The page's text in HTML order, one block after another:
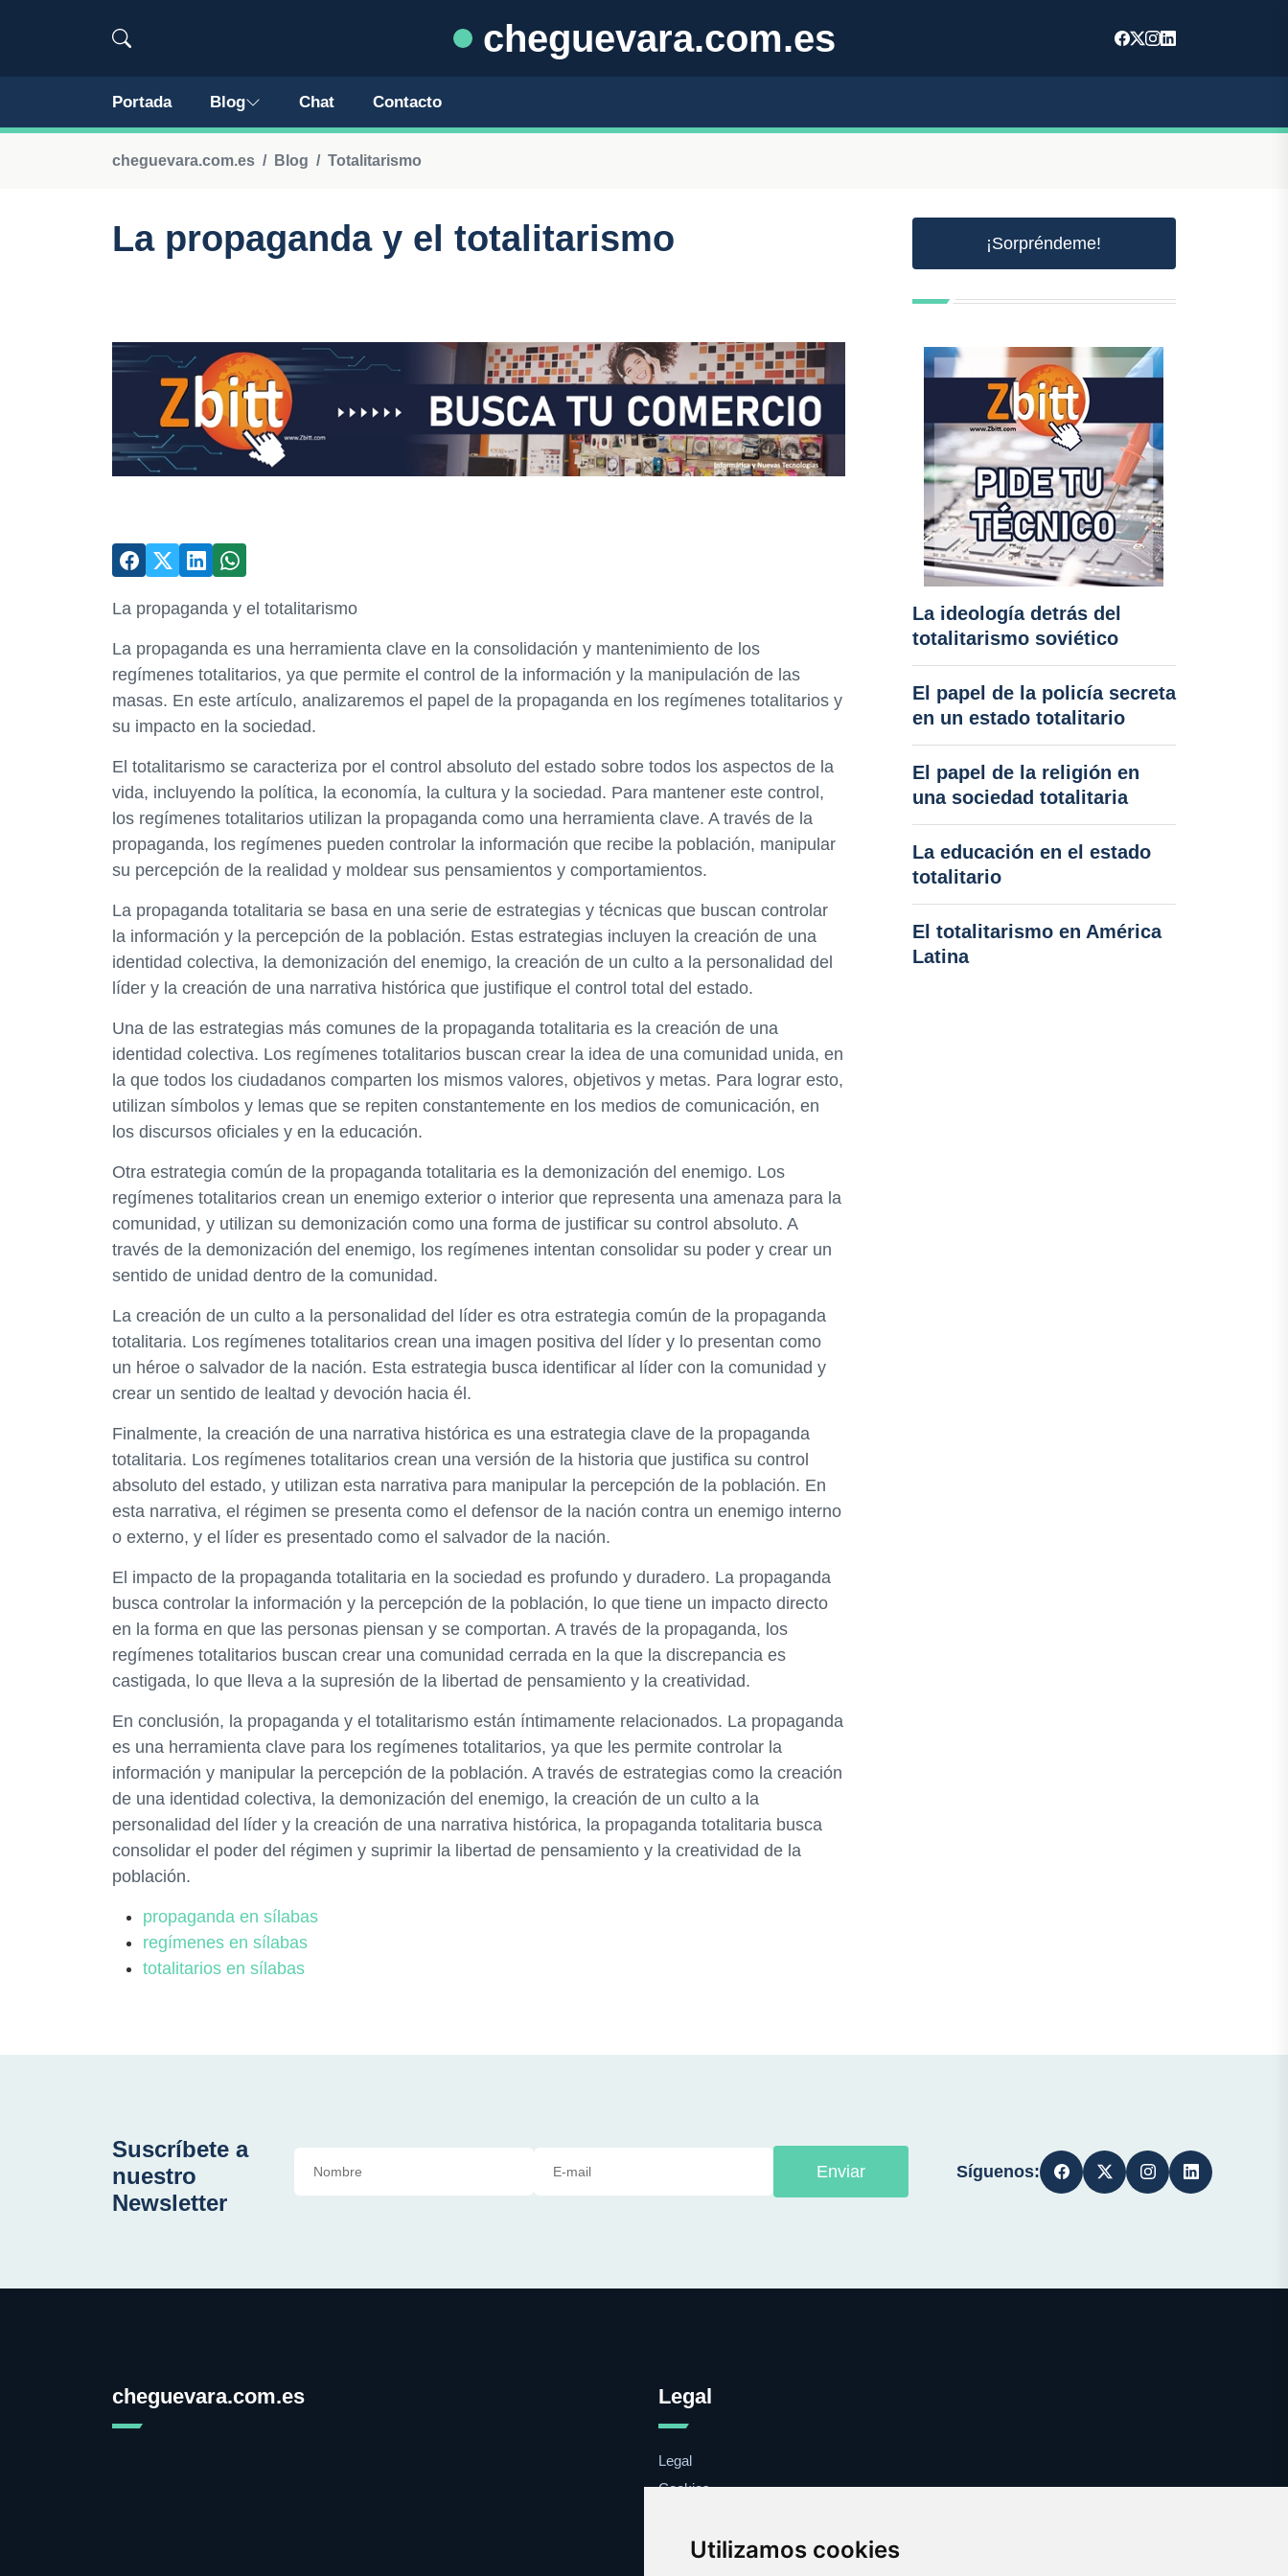
Utilizamos cookies
cheguevara.com.es
Portada Blog Chat Contacto
cheguevara.com.es Blog Totalitarismo
La propaganda y el totalitarismo
La propaganda y el totalitarismo
La propaganda es una herramienta clave en la consolidación y mantenimiento de los
regímenes totalitarios, ya que permite el control de la información y la manipulación de las
masas. En este artículo, analizaremos el papel de la propaganda en los regímenes totalitarios y
su impacto en la sociedad.
El totalitarismo se caracteriza por el control absoluto del estado sobre todos los aspectos de la
vida, incluyendo la política, la economía, la cultura y la sociedad. Para mantener este control,
los regímenes totalitarios utilizan la propaganda como una herramienta clave. A través de la
propaganda, los regímenes pueden controlar la información que recibe la población, manipular
su percepción de la realidad y moldear sus pensamientos y comportamientos.
La propaganda totalitaria se basa en una serie de estrategias y técnicas que buscan controlar
la información y la percepción de la población. Estas estrategias incluyen la creación de una
identidad colectiva, la demonización del enemigo, la creación de un culto a la personalidad del
líder y la creación de una narrativa histórica que justifique el control total del estado.
Una de las estrategias más comunes de la propaganda totalitaria es la creación de una
identidad colectiva. Los regímenes totalitarios buscan crear la idea de una comunidad unida, en
la que todos los ciudadanos comparten los mismos valores, objetivos y metas. Para lograr esto,
utilizan símbolos y lemas que se repiten constantemente en los medios de comunicación, en
los discursos oficiales y en la educación.
Otra estrategia común de la propaganda totalitaria es la demonización del enemigo. Los
regímenes totalitarios crean un enemigo exterior o interior que representa una amenaza para la
comunidad, y utilizan su demonización como una forma de justificar su control absoluto. A
través de la demonización del enemigo, los regímenes intentan consolidar su poder y crear un
sentido de unidad dentro de la comunidad.
La creación de un culto a la personalidad del líder es otra estrategia común de la propaganda
totalitaria. Los regímenes totalitarios crean una imagen positiva del líder y lo presentan como
un héroe o salvador de la nación. Esta estrategia busca identificar al líder con la comunidad y
crear un sentido de lealtad y devoción hacia él.
Finalmente, la creación de una narrativa histórica es una estrategia clave de la propaganda
totalitaria. Los regímenes totalitarios crean una versión de la historia que justifica su control
absoluto del estado, y utilizan esta narrativa para manipular la percepción de la población. En
esta narrativa, el régimen se presenta como el defensor de la nación contra un enemigo interno
o externo, y el líder es presentado como el salvador de la nación.
El impacto de la propaganda totalitaria en la sociedad es profundo y duradero. La propaganda
busca controlar la información y la percepción de la población, lo que tiene un impacto directo
en la forma en que las personas piensan y se comportan. A través de la propaganda, los
regímenes totalitarios buscan crear una comunidad cerrada en la que la discrepancia es
castigada, lo que lleva a la supresión de la libertad de pensamiento y la creatividad.
En conclusión, la propaganda y el totalitarismo están íntimamente relacionados. La propaganda
es una herramienta clave para los regímenes totalitarios, ya que les permite controlar la
información y manipular la percepción de la población. A través de estrategias como la creación
de una identidad colectiva, la demonización del enemigo, la creación de un culto a la
personalidad del líder y la creación de una narrativa histórica, la propaganda totalitaria busca
consolidar el poder del régimen y suprimir la libertad de pensamiento y la creatividad de la
población.
propaganda en sílabas
regímenes en sílabas
totalitarios en sílabas
¡Sorpréndeme!
La ideología detrás del
totalitarismo soviético
El papel de la policía secreta
en un estado totalitario
El papel de la religión en
una sociedad totalitaria
La educación en el estado
totalitario
El totalitarismo en América
Latina
Suscríbete a
nuestro
Newsletter
Enviar Síguenos:
cheguevara.com.es Legal
Legal
Cookies